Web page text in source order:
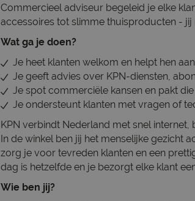
Commercieel adviseur begeleid je elke
accessoires tot slimme thuisproducten - jij
Wat ga je doen?
Je heet klanten welkom en helpt hen
Je geeft advies over KPN-diensten,
Je spot commerciële kansen en pakt
Je ondersteunt klanten met vragen of
KPN verbindt Nederland met snel
In de winkel ben jij het menselijke gezicht
zorg je voor tevreden klanten en een
dag is hetzelfde en je bezorgt elke klant
Wie ben jij?